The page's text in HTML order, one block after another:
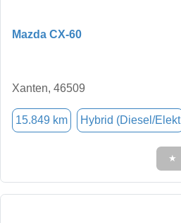
Mazda CX-60
Xanten, 46509
15.849 km Hybrid (Diesel/Elekt
★